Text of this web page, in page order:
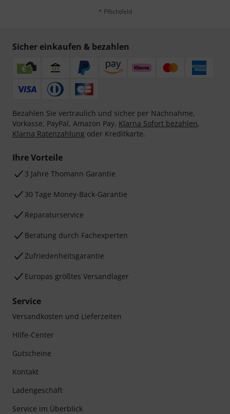
* Pflichtfeld
Sicher einkaufen & bezahlen
Bezahlen Sie vertraulich und sicher per Nachnahme,
Vorkasse, PayPal, Amazon Pay, Klarna Sofort bezahlen,
Klarna Ratenzahlung oder Kreditkarte.
Ihre Vorteile
3 Jahre Thomann Garantie
30 Tage Money-Back-Garantie
Reparaturservice
Beratung durch Fachexperten
Zufriedenheitsgarantie
Europas größtes Versandlager
Service
Versandkosten und Lieferzeiten
Hilfe-Center
Gutscheine
Kontakt
Ladengeschäft
Service im Überblick